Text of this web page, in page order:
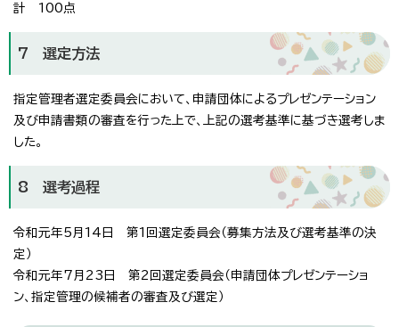
計 100点
7 選定方法
指定管理者選定委員会において、申請団体によるプレゼンテーション
及び申請書類の審査を行った上で、上記の選考基準に基づき選考しま
した。
8 選考過程
令和元年5月14日 第1回選定委員会（募集方法及び選考基準の決
定）
令和元年7月23日 第2回選定委員会（申請団体プレゼンテーショ
ン、指定管理の候補者の審査及び選定）